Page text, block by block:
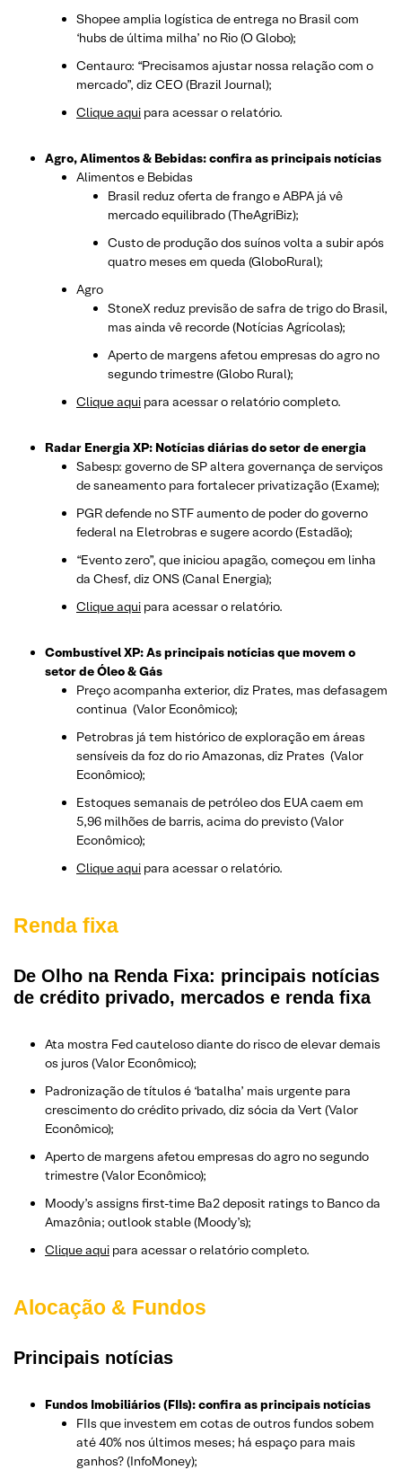
Shopee amplia logística de entrega no Brasil com
‘hubs de última milha’ no Rio (O Globo);
Centauro: “Precisamos ajustar nossa relação com o
mercado”, diz CEO (Brazil Journal);
Clique aqui para acessar o relatório.
Agro, Alimentos & Bebidas: confira as principais notícias
Alimentos e Bebidas
Brasil reduz oferta de frango e ABPA já vê
mercado equilibrado (TheAgriBiz);
Custo de produção dos suínos volta a subir após
quatro meses em queda (GloboRural);
Agro
StoneX reduz previsão de safra de trigo do Brasil,
mas ainda vê recorde (Notícias Agrícolas);
Aperto de margens afetou empresas do agro no
segundo trimestre (Globo Rural);
Clique aqui para acessar o relatório completo.
Radar Energia XP: Notícias diárias do setor de energia
Sabesp: governo de SP altera governança de serviços
de saneamento para fortalecer privatização (Exame);
PGR defende no STF aumento de poder do governo
federal na Eletrobras e sugere acordo (Estadão);
“Evento zero”, que iniciou apagão, começou em linha
da Chesf, diz ONS (Canal Energia);
Clique aqui para acessar o relatório.
Combustível XP: As principais notícias que movem o
setor de Óleo & Gás
Preço acompanha exterior, diz Prates, mas defasagem
continua (Valor Econômico);
Petrobras já tem histórico de exploração em áreas
sensíveis da foz do rio Amazonas, diz Prates (Valor
Econômico);
Estoques semanais de petróleo dos EUA caem em
5,96 milhões de barris, acima do previsto (Valor
Econômico);
Clique aqui para acessar o relatório.
Renda fixa
De Olho na Renda Fixa: principais notícias
de crédito privado, mercados e renda fixa
Ata mostra Fed cauteloso diante do risco de elevar demais
os juros (Valor Econômico);
Padronização de títulos é ‘batalha’ mais urgente para
crescimento do crédito privado, diz sócia da Vert (Valor
Econômico);
​​​​​​​​​​​​​​Aperto de margens afetou empresas do agro no segundo
trimestre (Valor Econômico);
Moody’s assigns first-time Ba2 deposit ratings to Banco da
Amazônia; outlook stable (Moody’s);
Clique aqui para acessar o relatório completo.
Alocação & Fundos
Principais notícias
Fundos Imobiliários (FIIs): confira as principais notícias
FIIs que investem em cotas de outros fundos sobem
até 40% nos últimos meses; há espaço para mais
ganhos? (InfoMoney);